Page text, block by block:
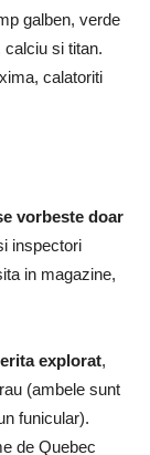
galben, verde
calciu si titan.
calatoriti
vorbeste doar
inspectori
in magazine,
explorat,
(ambele sunt
funicular).
de Quebec